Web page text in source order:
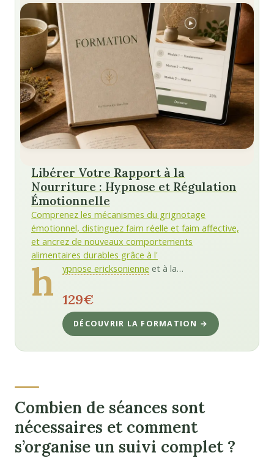
Libérer Votre Rapport à la
Nourriture : Hypnose et Régulation
Émotionnelle
Comprenez les mécanismes du grignotage
émotionnel, distinguez faim réelle et faim affective,
et ancrez de nouveaux comportements
alimentaires durables grâce à l'
h ypnose ericksonienne et à la…
129€
DÉCOUVRIR LA FORMATION →
Combien de séances sont
nécessaires et comment
s’organise un suivi complet ?